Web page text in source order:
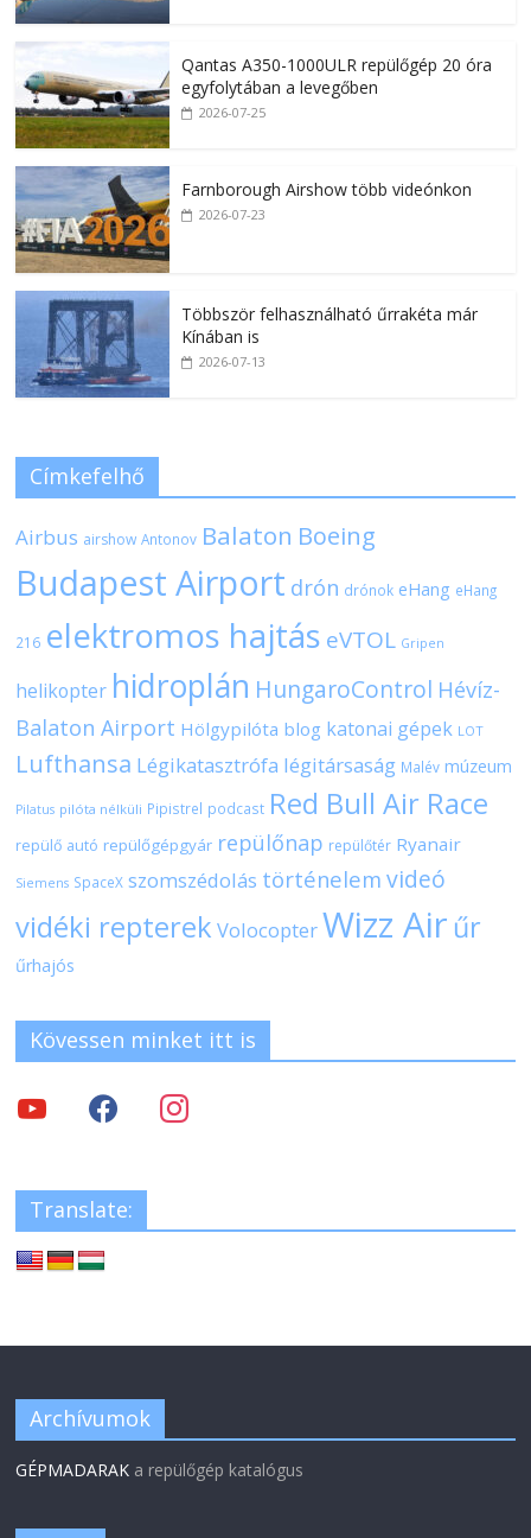
Qantas A350-1000ULR repülőgép 20 óra
egyfolytában a levegőben
2026-07-25
Farnborough Airshow több videónkon
2026-07-23
Többször felhasználható űrrakéta már
Kínában is
2026-07-13
Címkefelhő
Airbus airshow Antonov Balaton Boeing
Budapest Airport drón drónok eHang eHang
216 elektromos hajtás eVTOL Gripen
helikopter hidroplán HungaroControl Hévíz-
Balaton Airport Hölgypilóta blog katonai gépek LOT
Lufthansa Légikatasztrófa légitársaság Malév múzeum
Pilatus pilóta nélküli Pipistrel podcast Red Bull Air Race
repülő autó repülőgépgyár repülőnap repülőtér Ryanair
Siemens SpaceX szomszédolás történelem videó
vidéki repterek VolocopterWizz Air űr
űrhajós
Kövessen minket itt is
Translate:
Archívumok
GÉPMADARAK a repülőgép katalógus